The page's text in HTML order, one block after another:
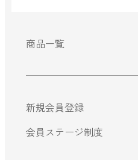
商品一覧
新規会員登録
会員ステージ制度